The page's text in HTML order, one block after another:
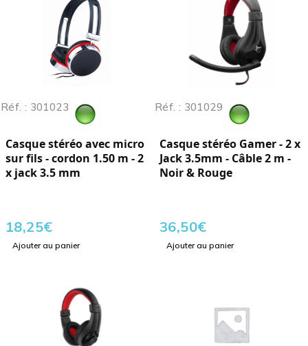
Réf. : 301023
Casque stéréo avec micro
sur fils - cordon 1.50 m - 2
x jack 3.5 mm
18,25€
Ajouter au panier
Réf. : 301029
Casque stéréo Gamer - 2 x
Jack 3.5mm - Câble 2 m -
Noir & Rouge
36,50€
Ajouter au panier